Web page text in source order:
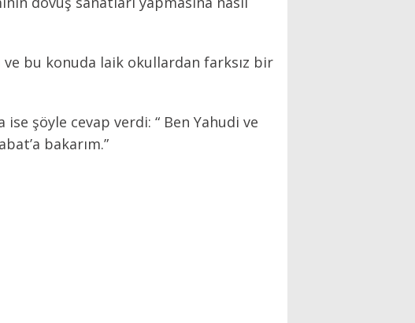
ve bu konuda laik okullardan farksız bir
şöyle cevap verdi: “ Ben Yahudi ve
bakarım.”